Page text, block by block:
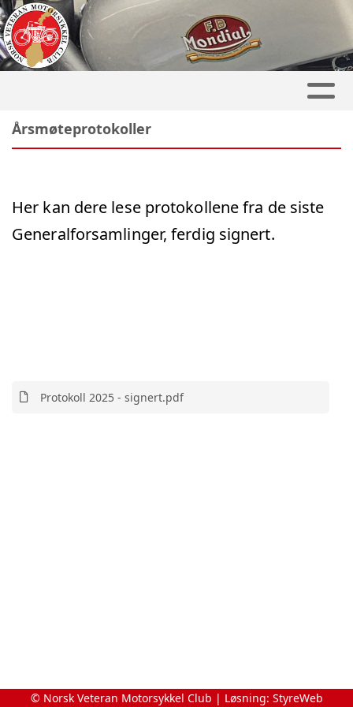
Årsmøteprotokoller
Her kan dere lese protokollene fra de siste
Generalforsamlinger, ferdig signert.
Protokoll 2025 - signert.pdf
© Norsk Veteran Motorsykkel Club | Løsning: StyreWeb